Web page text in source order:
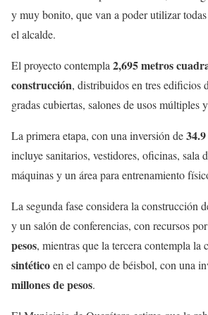
y muy bonito, que van a poder utilizar todas
el alcalde.
El proyecto contempla 2,695 metros
construcción, distribuidos en tres edificios
gradas cubiertas, salones de usos múltiples
La primera etapa, con una inversión de
incluye sanitarios, vestidores, oficinas, sala
máquinas y un área para entrenamiento
La segunda fase considera la construcción
y un salón de conferencias, con recursos por
pesos, mientras que la tercera contempla la
sintéticoen el campo de béisbol, con una
millones de pesos.